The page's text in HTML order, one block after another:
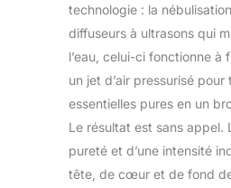
technologie : la
diffuseurs à ultrasons qui
l’eau, celui-ci fonctionne à
un jet d’air pressurisé
essentielles pures en un
Le résultat est sans appel.
pureté et d’une intensité
tête, de cœur et de fond